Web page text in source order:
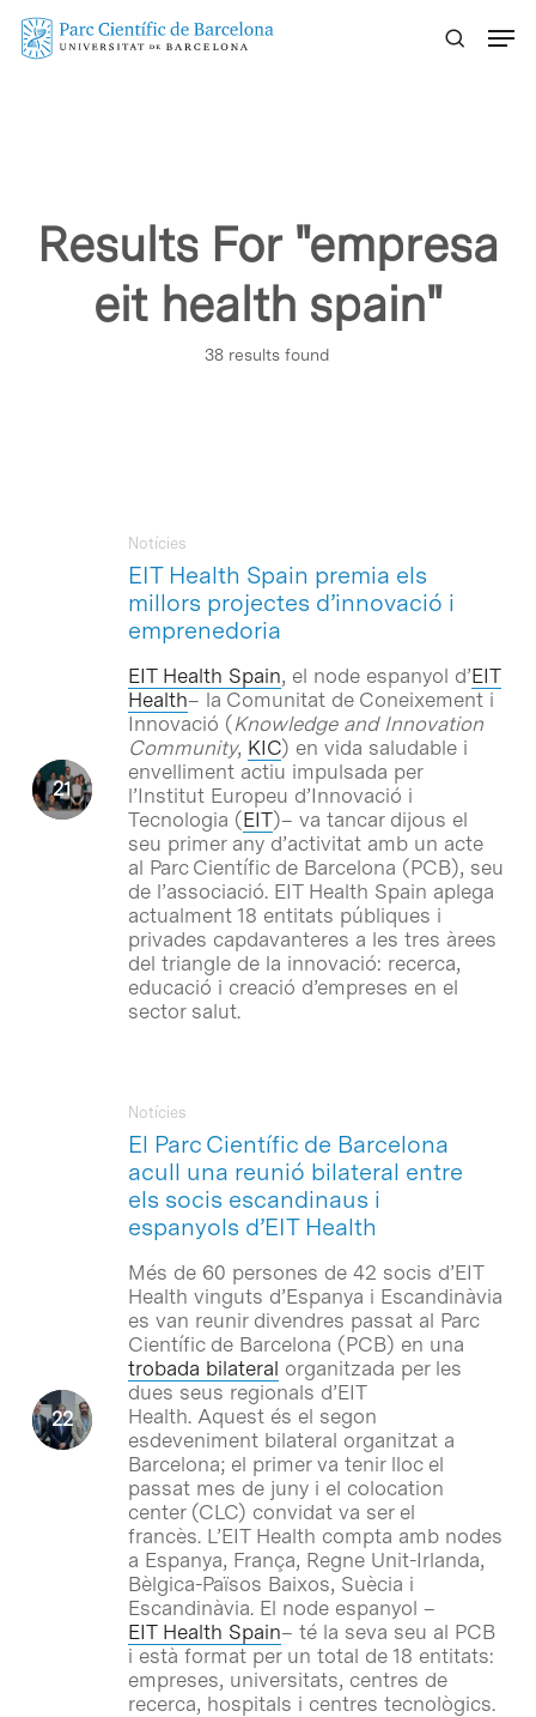
Skip
Results For "empresa
eit health spain"
38 results found
EIT Health Spain premia els
millors projectes d’innovació i
emprenedoria
Notícies
EIT Health Spain, el node espanyol d’EIT
Health– la Comunitat de Coneixement i
Innovació (Knowledge and Innovation
Community, KIC) en vida saludable i
envelliment actiu impulsada per
l’Institut Europeu d’Innovació i
Tecnologia (EIT)– va tancar dijous el
seu primer any d’activitat amb un acte
al Parc Científic de Barcelona (PCB), seu
de l’associació. EIT Health Spain aplega
actualment 18 entitats públiques i
privades capdavanteres a les tres àrees
del triangle de la innovació: recerca,
educació i creació d’empreses en el
sector salut.
El Parc Científic de Barcelona
acull una reunió bilateral entre
els socis escandinaus i
espanyols d’EIT Health
Notícies
Més de 60 persones de 42 socis d’EIT
Health vinguts d’Espanya i Escandinàvia
es van reunir divendres passat al Parc
Científic de Barcelona (PCB) en una
trobada bilateral organitzada per les
dues seus regionals d’EIT
Health. Aquest és el segon
esdeveniment bilateral organitzat a
Barcelona; ​​el primer va tenir lloc el
passat mes de juny i el colocation
center (CLC) convidat va ser el
francès. L’EIT Health compta amb nodes
a Espanya, França, Regne Unit-Irlanda,
Bèlgica-Països Baixos, Suècia i
Escandinàvia. El node espanyol –
EIT Health Spain– té la seva seu al PCB
i està format per un total de 18 entitats:
empreses, universitats, centres de
recerca, hospitals i centres tecnològics.